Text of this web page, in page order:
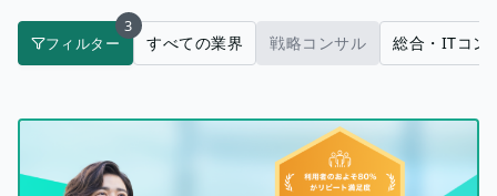
フィルター
3
すべての業界 戦略コンサル 総合・ITコン